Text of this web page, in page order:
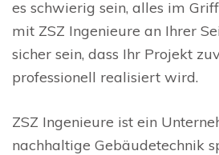
es schwierig sein, alles im
mit ZSZ Ingenieure an Ihrer
sicher sein, dass Ihr Projekt
professionell realisiert wird.
ZSZ Ingenieure ist ein
nachhaltige Gebäudetechnik